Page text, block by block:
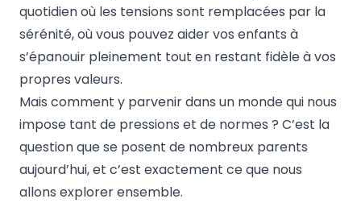
quotidien où les tensions sont remplacées par la
sérénité, où vous pouvez aider vos enfants à
s’épanouir pleinement tout en restant fidèle à vos
propres valeurs.
Mais comment y parvenir dans un monde qui nous
impose tant de pressions et de normes ? C’est la
question que se posent de nombreux parents
aujourd’hui, et c’est exactement ce que nous
allons explorer ensemble.